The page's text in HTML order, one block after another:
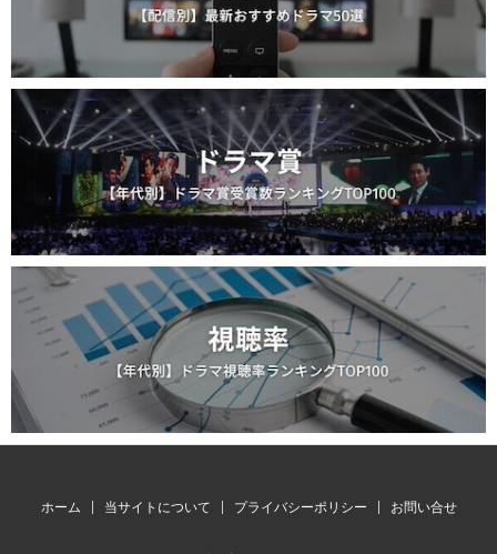
ホーム 当サイトについて プライバシーポリシー お問い合せ